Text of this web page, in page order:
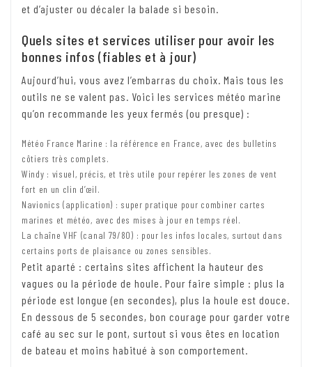
et d’ajuster ou décaler la balade si besoin.
Quels sites et services utiliser pour avoir les
bonnes infos (fiables et à jour)
Aujourd’hui, vous avez l’embarras du choix. Mais tous les
outils ne se valent pas. Voici les services météo marine
qu’on recommande les yeux fermés (ou presque) :
Météo France Marine : la référence en France, avec des bulletins
côtiers très complets.
Windy : visuel, précis, et très utile pour repérer les zones de vent
fort en un clin d’œil.
Navionics (application) : super pratique pour combiner cartes
marines et météo, avec des mises à jour en temps réel.
La chaîne VHF (canal 79/80) : pour les infos locales, surtout dans
certains ports de plaisance ou zones sensibles.
Petit aparté : certains sites affichent la hauteur des
vagues ou la période de houle. Pour faire simple : plus la
période est longue (en secondes), plus la houle est douce.
En dessous de 5 secondes, bon courage pour garder votre
café au sec sur le pont, surtout si vous êtes en location
de bateau et moins habitué à son comportement.